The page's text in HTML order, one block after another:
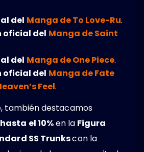
del Manga de To Love-Ru.
oficial del Manga de Saint
del Manga de One Piece.
oficial del Manga de Fate
Feel.
también destacamos
el 10%en la Figura
SS Trunkscon la